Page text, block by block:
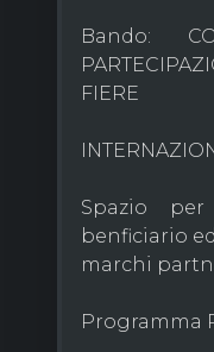
Bando:
FIERE
Spazio
benficiario
marchi
Programma